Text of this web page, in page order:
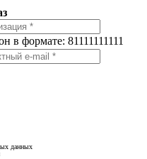
в формате: 81111111111
данных